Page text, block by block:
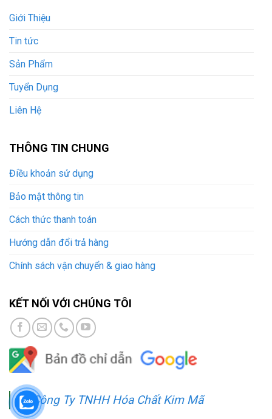
Giới Thiệu
Tin tức
Sản Phẩm
Tuyển Dụng
Liên Hệ
THÔNG TIN CHUNG
Điều khoản sử dụng
Bảo mật thông tin
Cách thức thanh toán
Hướng dẫn đổi trả hàng
Chính sách vận chuyển & giao hàng
KẾT NỐI VỚI CHÚNG TÔI
Công Ty TNHH Hóa Chất Kim Mã